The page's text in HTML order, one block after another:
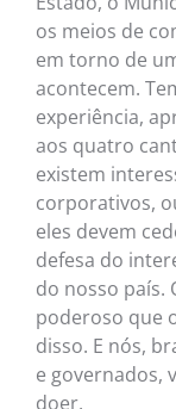
os meios de
em torno de
acontecem.
experiência,
aos quatro
existem
corporativos,
eles devem
defesa do
do nosso país.
poderoso que
disso. E nós,
e governados,
doer.